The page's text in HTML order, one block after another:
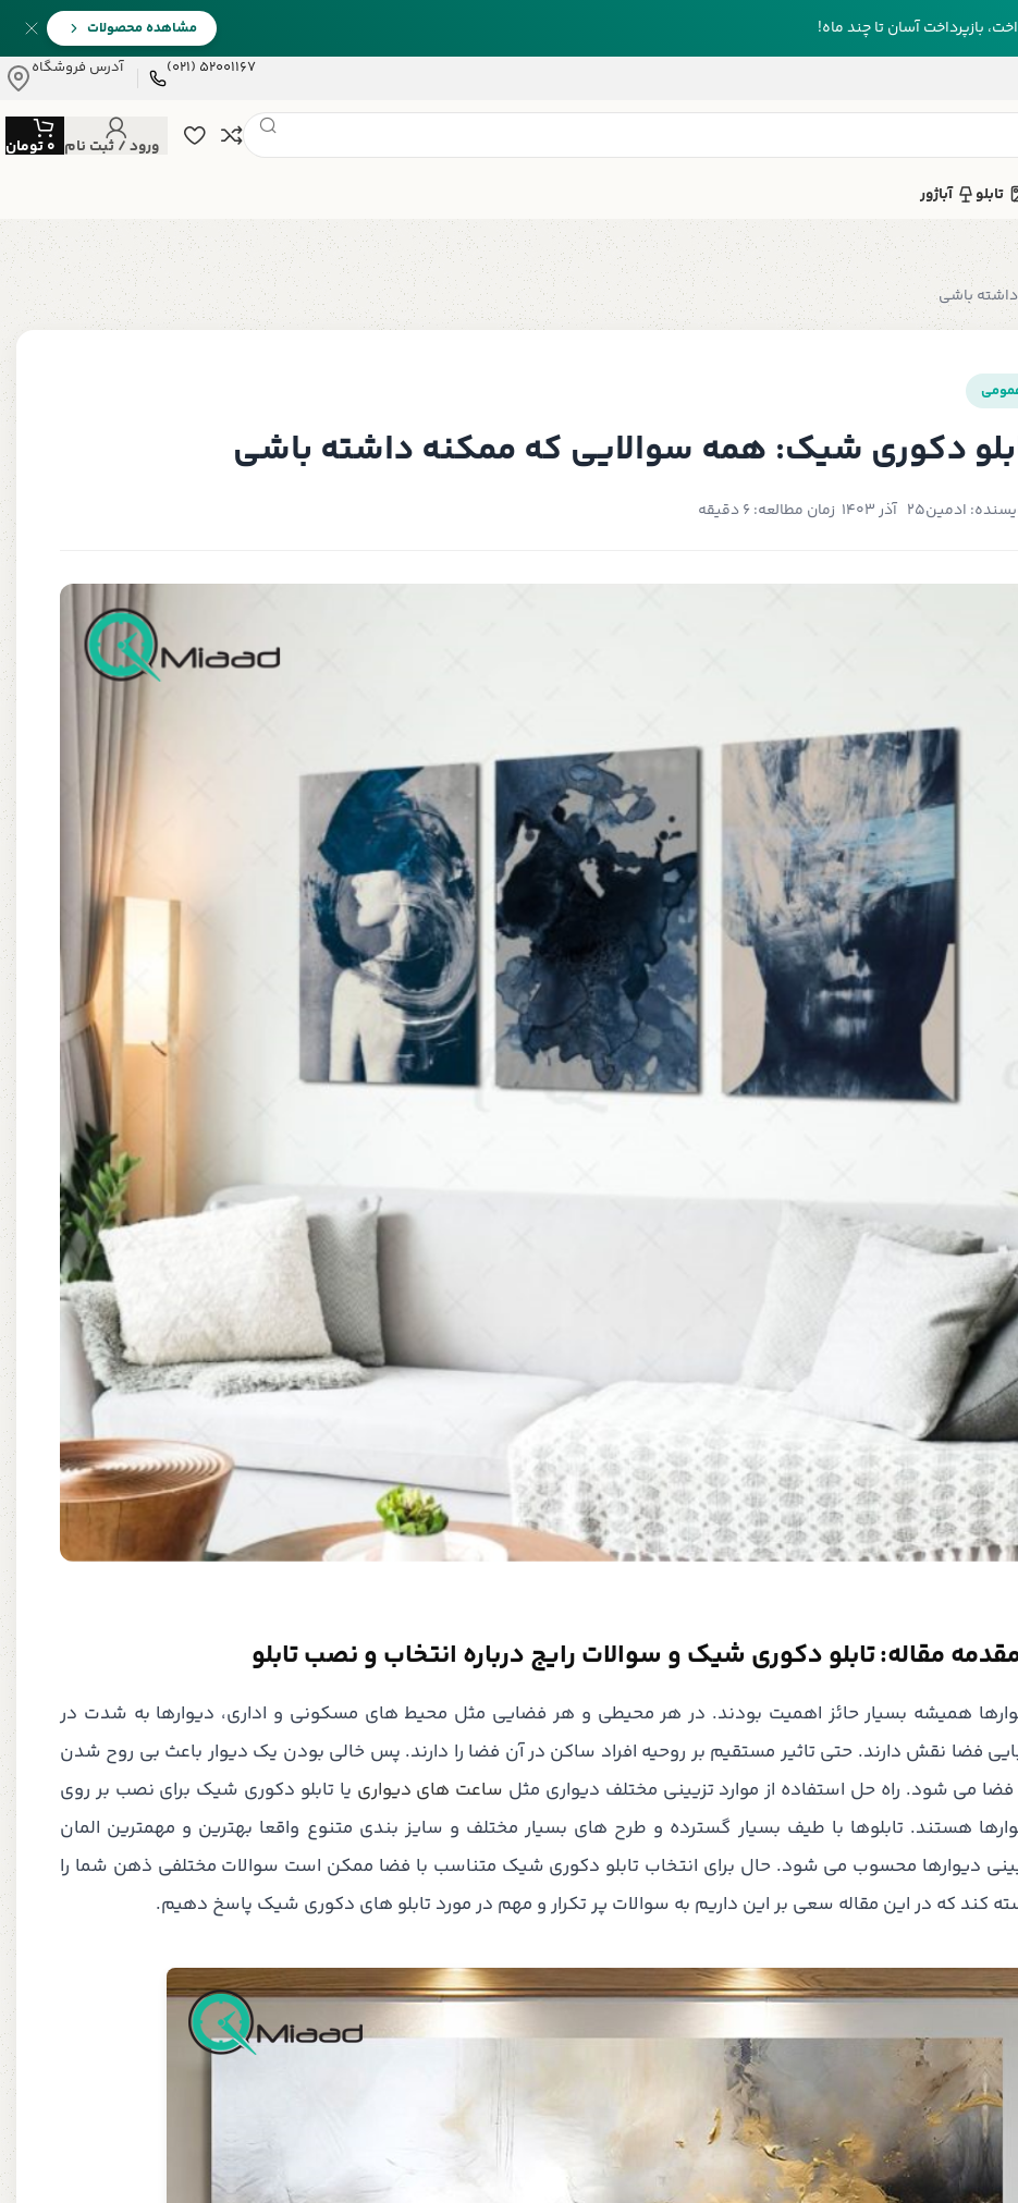
بازپرداخت آسان تا چند ماه! مشاهده محصولات
52001167 (021) آدرس فروشگاه
ورود / ثبت نام 0تومان
تابلو آباژور
باشی
دکوری شیک: همه سوالایی که ممکنه داشته باشی
ادمین25 آذر 1403 زمان مطالعه: 6 دقیقه
مقاله: تابلو دکوری شیک و سوالات رایج درباره انتخاب و نصب تابلو
همیشه بسیار حائز اهمیت بودند. در هر محیطی و هر فضایی مثل محیط های مسکونی و اداری، دیوارها به شدت در
فضا نقش دارند. حتی تاثیر مستقیم بر روحیه افراد ساکن در آن فضا را دارند. پس خالی بودن یک دیوار باعث بی روح شدن
می شود. راه حل استفاده از موارد تزیینی مختلف دیواری مثل ساعت های دیواری یا تابلو دکوری شیک برای نصب بر روی
هستند. تابلوها با طیف بسیار گسترده و طرح های بسیار مختلف و سایز بندی متنوع واقعا بهترین و مهمترین المان
دیوارها محسوب می شود. حال برای انتخاب تابلو دکوری شیک متناسب با فضا ممکن است سوالات مختلفی ذهن شما را
کند که در این مقاله سعی بر این داریم به سوالات پر تکرار و مهم در مورد تابلو های دکوری شیک پاسخ دهیم.